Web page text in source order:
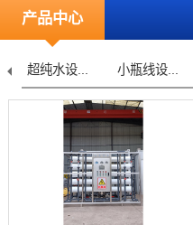
产品中心
超纯水设... 小瓶线设...